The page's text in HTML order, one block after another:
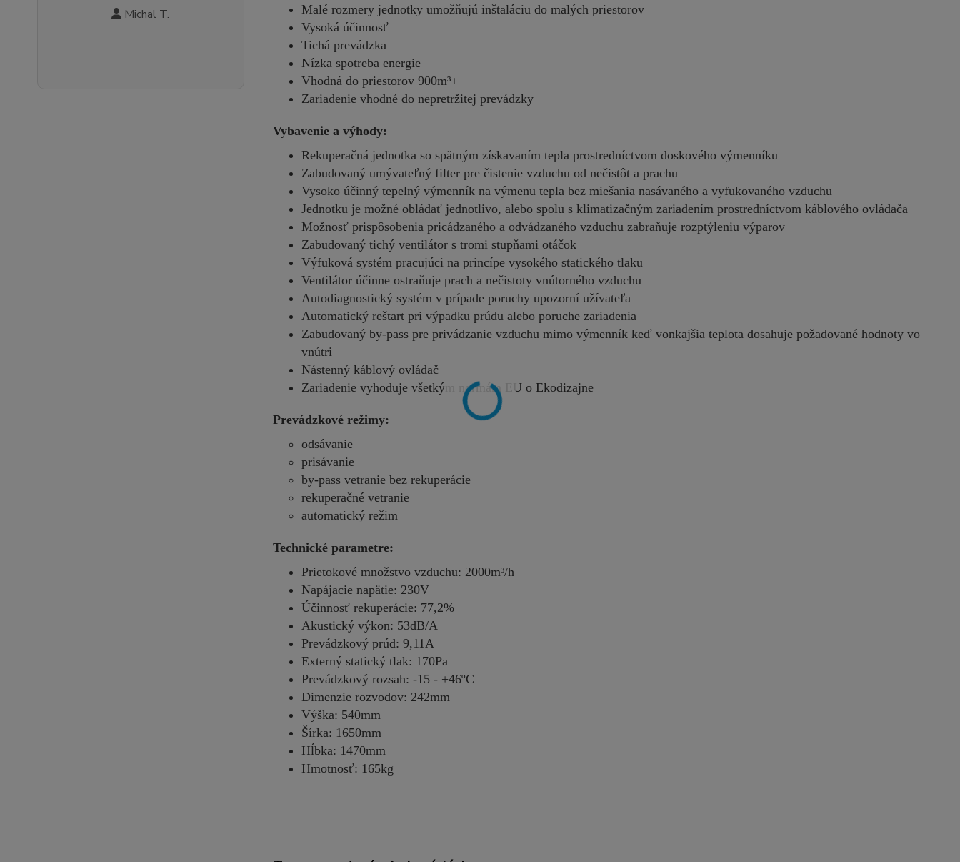
Michal T.
Malé rozmery jednotky umožňujú inštaláciu do malých priestorov
Vysoká účinnosť
Tichá prevádzka
Nízka spotreba energie
Vhodná do priestorov 900m³+
Zariadenie vhodné do nepretržitej prevádzky
Vybavenie a výhody:
Rekuperačná jednotka so spätným získavaním tepla prostredníctvom doskového výmenníku
Zabudovaný umývateľný filter pre čistenie vzduchu od nečistôt a prachu
Vysoko účinný tepelný výmenník na výmenu tepla bez miešania nasávaného a vyfukovaného vzduchu
Jednotku je možné obládať jednotlivo, alebo spolu s klimatizačným zariadením prostredníctvom káblového ovládača
Možnosť prispôsobenia pricádzaného a odvádzaného vzduchu zabraňuje rozptýleniu výparov
Zabudovaný tichý ventilátor s tromi stupňami otáčok
Výfuková systém pracujúci na princípe vysokého statického tlaku
Ventilátor účinne ostraňuje prach a nečistoty vnútorného vzduchu
Autodiagnostický systém v prípade poruchy upozorní užívateľa
Automatický reštart pri výpadku prúdu alebo poruche zariadenia
Zabudovaný by-pass pre privádzanie vzduchu mimo výmenník keď vonkajšia teplota dosahuje požadované hodnoty vo
vnútri
Nástenný káblový ovládač
Zariadenie vyhoduje všetkým normám EU o Ekodizajne
Prevádzkové režimy:
odsávanie
prisávanie
by-pass vetranie bez rekuperácie
rekuperačné vetranie
automatický režim
Technické parametre:
Prietokové množstvo vzduchu: 2000m³/h
Napájacie napätie: 230V
Účinnosť rekuperácie: 77,2%
Akustický výkon: 53dB/A
Prevádzkový prúd: 9,11A
Externý statický tlak: 170Pa
Prevádzkový rozsah: -15 - +46ºC
Dimenzie rozvodov: 242mm
Výška: 540mm
Šírka: 1650mm
Hĺbka: 1470mm
Hmotnosť: 165kg